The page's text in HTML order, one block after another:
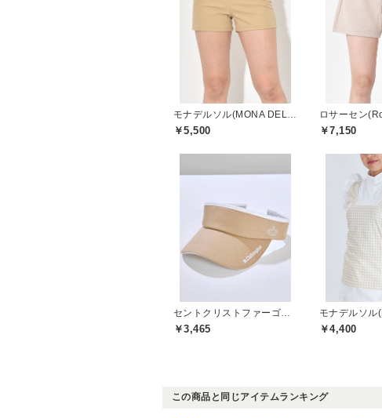
￥5,500
ロサーセン
￥7,150
￥3,465 ￥4,400
この商品と同じアイテムランキング